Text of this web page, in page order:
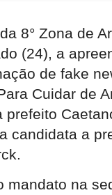
8° Zona de
(24), a
de fake
Cuidar de
prefeito
candidata a
mandato na